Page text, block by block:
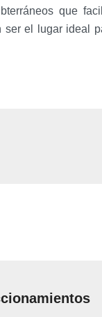
que
el lugar ideal